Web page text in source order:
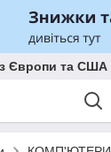
з Європи та США